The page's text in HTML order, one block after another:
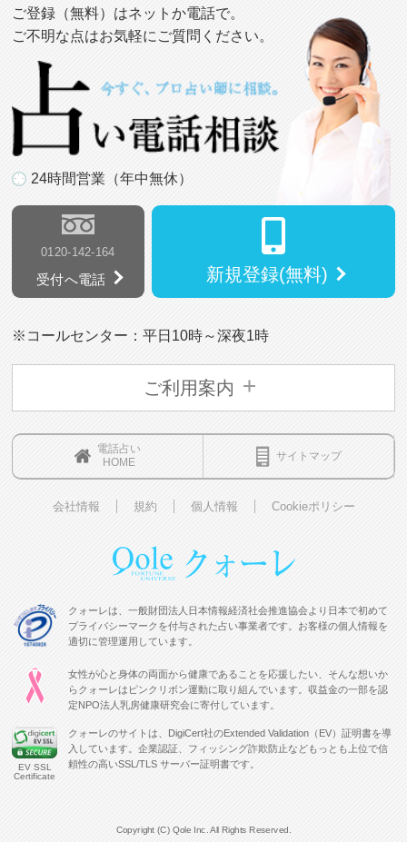
ご登録（無料）はネットか電話で。
ご不明な点はお気軽にご質問ください。
24時間営業（年中無休）
0120-142-164
受付へ電話 新規登録(無料)
※コールセンター：平日10時～深夜1時
ご利用案内
電話占い
HOME
サイトマップ
会社情報 規約 個人情報 Cookieポリシー
クォーレは、一般財団法人日本情報経済社会推進協会より日本で初めて
プライバシーマークを付与された占い事業者です。お客様の個人情報を
適切に管理運用しています。
女性が心と身体の両面から健康であることを応援したい、そんな想いか
らクォーレはピンクリボン運動に取り組んでいます。収益金の一部を認
定NPO法人乳房健康研究会に寄付しています。
EV SSL
Certificate
クォーレのサイトは、DigiCert社のExtended Validation（EV）証明書を導
入しています。企業認証、フィッシング詐欺防止などもっとも上位で信
頼性の高いSSL/TLS サーバー証明書です。
Copyright (C) Qole Inc. All Rights Reserved.